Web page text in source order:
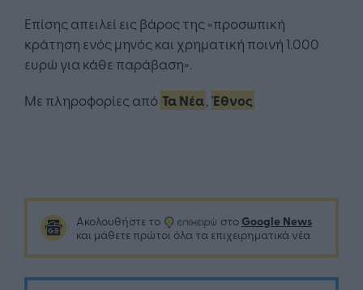
Επίσης απειλεί εις βάρος της «προσωπική
κράτηση ενός μηνός και χρηματική ποινή 1.000
ευρώ για κάθε παράβαση».
Με πληροφορίες από Τα Νέα, Έθνος
Ακολουθήστε το στο Google News
και μάθετε πρώτοι όλα τα επιχειρηματικά νέα